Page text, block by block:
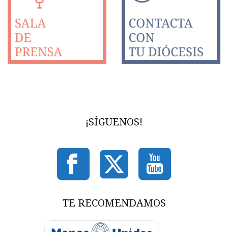
¡SÍGUENOS!
TE RECOMENDAMOS